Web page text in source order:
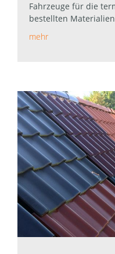
Fahrzeuge für die
bestellten
mehr